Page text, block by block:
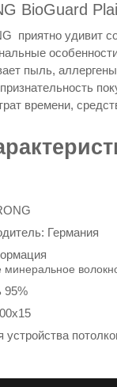
BioGuard
приятно удивит
пыль,
времени,
Германия
минеральное
95%
устройства